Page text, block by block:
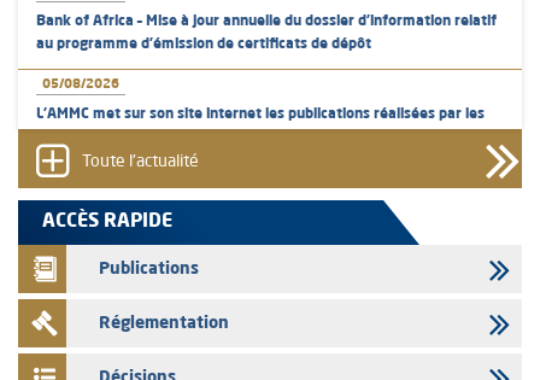
Bank of Africa – Mise à jour annuelle du dossier d’information relatif
au programme d'émission de certificats de dépôt
05/08/2026
L’AMMC met sur son site internet les publications réalisées par les
04/08/2026
L’AMMC met sur son site internet les publications réalisées par les
émetteurs en date du 4 août 2026
03/08/2026
Saham Bank – Mise à jour annuelle du dossier d’information relatif au
programme d'émission de certificats de dépôt
Toute l'actualité
ACCÈS RAPIDE
Publications
Réglementation